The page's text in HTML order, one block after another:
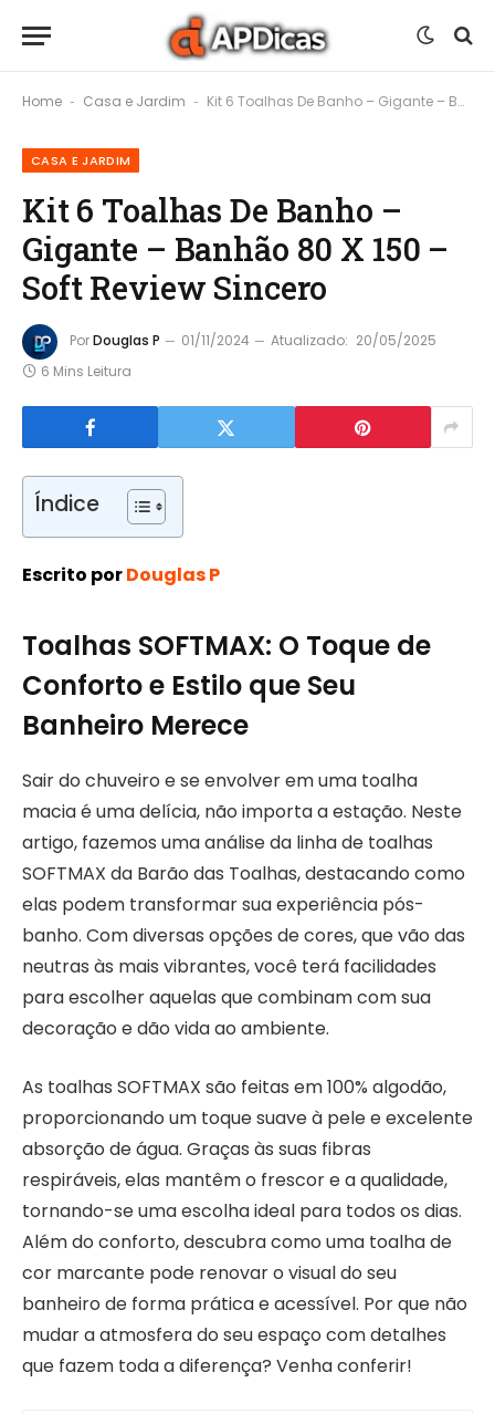
Home - Casa e Jardim - Kit 6 Toalhas De Banho – Gigante – Banhão 80 X 150 – Soft Review Sincero
CASA E JARDIM
Kit 6 Toalhas De Banho –
Gigante – Banhão 80 X 150 –
Soft Review Sincero
PorDouglas P 01/11/2024 Atualizado: 20/05/2025
6 Mins Leitura
Índice
Escrito porDouglas P
Toalhas SOFTMAX: O Toque de
Conforto e Estilo que Seu
Banheiro Merece
Sair do chuveiro e se envolver em uma toalha
macia é uma delícia, não importa a estação. Neste
artigo, fazemos uma análise da linha de toalhas
SOFTMAX da Barão das Toalhas, destacando como
elas podem transformar sua experiência pós-
banho. Com diversas opções de cores, que vão das
neutras às mais vibrantes, você terá facilidades
para escolher aquelas que combinam com sua
decoração e dão vida ao ambiente.
As toalhas SOFTMAX são feitas em 100% algodão,
proporcionando um toque suave à pele e excelente
absorção de água. Graças às suas fibras
respiráveis, elas mantêm o frescor e a qualidade,
tornando-se uma escolha ideal para todos os dias.
Além do conforto, descubra como uma toalha de
cor marcante pode renovar o visual do seu
banheiro de forma prática e acessível. Por que não
mudar a atmosfera do seu espaço com detalhes
que fazem toda a diferença? Venha conferir!